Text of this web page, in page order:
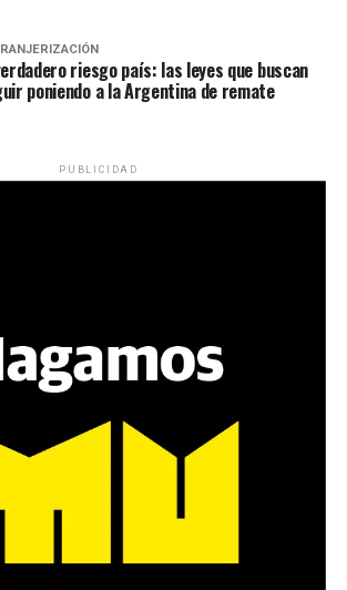
riesgo país: las leyes que buscan
poniendo a la Argentina de remate
PUBLICIDAD